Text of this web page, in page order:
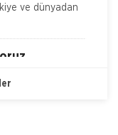
ve dünyadan
ilki